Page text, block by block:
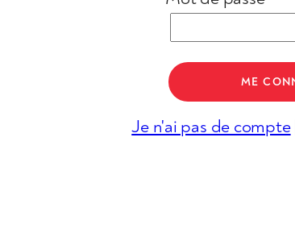
Je n'ai pas de compte